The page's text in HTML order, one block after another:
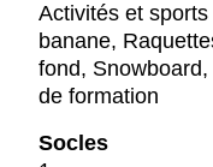
Activités et sports
banane,
fond,
de formation
Socles